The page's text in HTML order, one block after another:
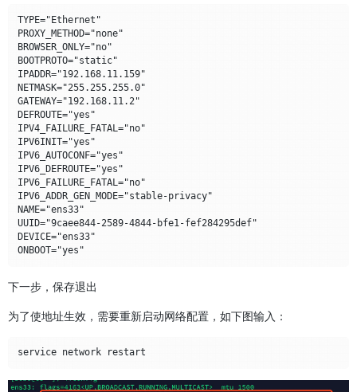
TYPE="Ethernet"
PROXY_METHOD="none"
BROWSER_ONLY="no"
BOOTPROTO="static"
IPADDR="192.168.11.159"
NETMASK="255.255.255.0"
GATEWAY="192.168.11.2"
DEFROUTE="yes"
IPV4_FAILURE_FATAL="no"
IPV6INIT="yes"
IPV6_AUTOCONF="yes"
IPV6_DEFROUTE="yes"
IPV6_FAILURE_FATAL="no"
IPV6_ADDR_GEN_MODE="stable-privacy"
NAME="ens33"
UUID="9caee844-2589-4844-bfe1-fef284295def"
DEVICE="ens33"
下一步，保存退出
为了使地址生效，需要重新启动网络配置，如下图输入：